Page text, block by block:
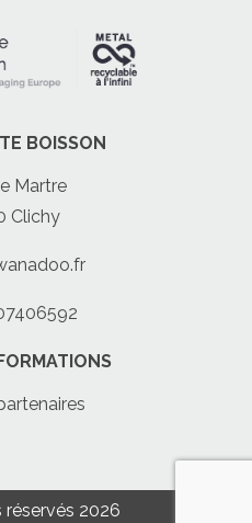
BOISSON
Martre
Clichy
2026